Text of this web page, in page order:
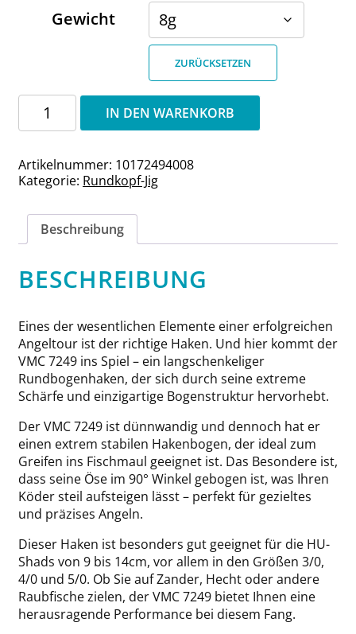
Gewicht
ZURÜCKSETZEN
Rundkopf-
Haken
VMC
7249
Menge
IN DEN WARENKORB
Artikelnummer: 10172494008
Kategorie: Rundkopf-Jig
Beschreibung
BESCHREIBUNG
Eines der wesentlichen Elemente einer erfolgreichen
Angeltour ist der richtige Haken. Und hier kommt der
VMC 7249 ins Spiel – ein langschenkeliger
Rundbogenhaken, der sich durch seine extreme
Schärfe und einzigartige Bogenstruktur hervorhebt.
Der VMC 7249 ist dünnwandig und dennoch hat er
einen extrem stabilen Hakenbogen, der ideal zum
Greifen ins Fischmaul geeignet ist. Das Besondere ist,
dass seine Öse im 90° Winkel gebogen ist, was Ihren
Köder steil aufsteigen lässt – perfekt für gezieltes
und präzises Angeln.
Dieser Haken ist besonders gut geeignet für die HU-
Shads von 9 bis 14cm, vor allem in den Größen 3/0,
4/0 und 5/0. Ob Sie auf Zander, Hecht oder andere
Raubfische zielen, der VMC 7249 bietet Ihnen eine
herausragende Performance bei diesem Fang.